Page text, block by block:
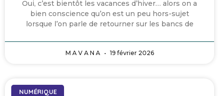
Oui, c’est bientôt les vacances d’hiver… alors on a
bien conscience qu’on est un peu hors-sujet
lorsque l’on parle de retourner sur les bancs de
M A V A N A 19 février 2026
NUMÉRIQUE